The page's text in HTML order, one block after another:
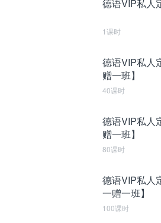
形相近的词就可以简单关联出
如：
个人经验一个生词关联的熟悉
靠，每次看到其它的熟悉词都
象。我曾经听说有大神就几个
能关联所背的新词，这样记忆
这种记忆方法像“记忆迷宫记忆
德语初学者应注意的问题：
大可不必拘泥于语法和单词，
说、读、写的操练，从模仿开
德语VIP私人
1课时
德语VIP私人
赠一班】
40课时
德语VIP私人
赠一班】
80课时
德语VIP私人
一赠一班】
100课时